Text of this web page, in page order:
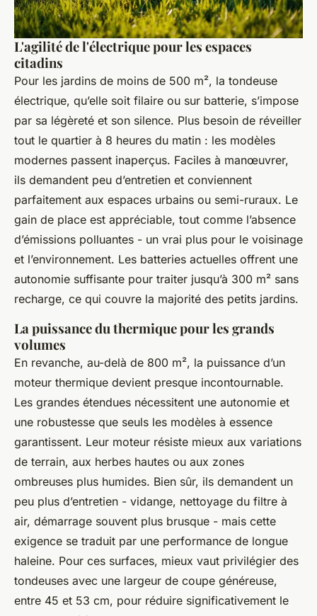
L'agilité de l'électrique pour les espaces
citadins
Pour les jardins de moins de 500 m², la tondeuse
électrique, qu’elle soit filaire ou sur batterie, s’impose
par sa légèreté et son silence. Plus besoin de réveiller
tout le quartier à 8 heures du matin : les modèles
modernes passent inaperçus. Faciles à manœuvrer,
ils demandent peu d’entretien et conviennent
parfaitement aux espaces urbains ou semi-ruraux. Le
gain de place est appréciable, tout comme l’absence
d’émissions polluantes - un vrai plus pour le voisinage
et l’environnement. Les batteries actuelles offrent une
autonomie suffisante pour traiter jusqu’à 300 m² sans
recharge, ce qui couvre la majorité des petits jardins.
La puissance du thermique pour les grands
volumes
En revanche, au-delà de 800 m², la puissance d’un
moteur thermique devient presque incontournable.
Les grandes étendues nécessitent une autonomie et
une robustesse que seuls les modèles à essence
garantissent. Leur moteur résiste mieux aux variations
de terrain, aux herbes hautes ou aux zones
ombreuses plus humides. Bien sûr, ils demandent un
peu plus d’entretien - vidange, nettoyage du filtre à
air, démarrage souvent plus brusque - mais cette
exigence se traduit par une performance de longue
haleine. Pour ces surfaces, mieux vaut privilégier des
tondeuses avec une largeur de coupe généreuse,
entre 45 et 53 cm, pour réduire significativement le